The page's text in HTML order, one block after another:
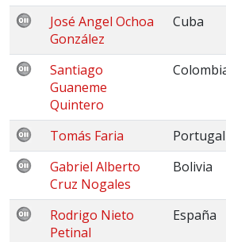
José Angel Ochoa
González
Cuba
Santiago
Guaneme
Quintero
Tomás Faria Portugal
Gabriel Alberto
Cruz Nogales
Bolivia
Rodrigo Nieto
Petinal
España